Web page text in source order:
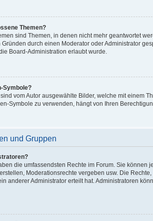
Themen?
sind Themen, in denen nicht mehr geantwortet
Gründen durch einen Moderator oder Administrator
Board-Administration erlaubt wurde.
Symbole?
vom Autor ausgewählte Bilder, welche mit einem
Symbole zu verwenden, hängt von Ihren
und Gruppen
die umfassendsten Rechte im Forum. Sie können
Moderationsrechte vergeben usw. Die
anderer Administrator erteilt hat. Administratoren